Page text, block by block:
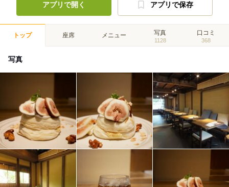
アプリで開く アプリで保存
トップ 座席 メニュー 写真
1128
口コミ
368
写真